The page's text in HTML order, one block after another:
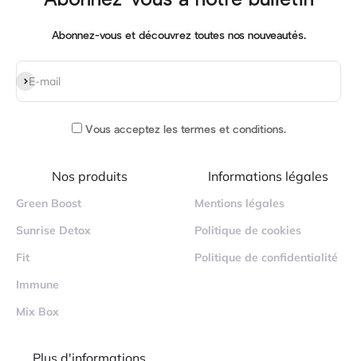
Abonnez-vous et découvrez toutes nos nouveautés.
E-mail
S'inscrire
Vous acceptez les termes et conditions.
Nos produits
Green Boost
Sunrise Detox
Fit
Immune
Mix Box
Informations légales
Mentions légales
Politique de cookies
Politique de confidentialité